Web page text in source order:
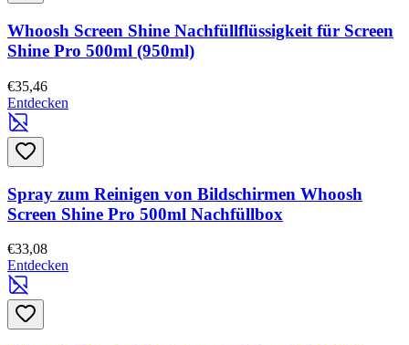
Whoosh Screen Shine Nachfüllflüssigkeit für Screen
Shine Pro 500ml (950ml)
€35,46
Entdecken
Spray zum Reinigen von Bildschirmen Whoosh
Screen Shine Pro 500ml Nachfüllbox
€33,08
Entdecken